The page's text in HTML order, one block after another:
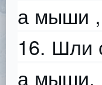
а мыши ,
16. Шли
а мыши,